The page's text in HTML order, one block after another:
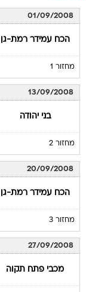
01/09/2008
הכח עמידר רמת-גן
מחזור 1
13/09/2008
בני יהודה
מחזור 2
20/09/2008
הכח עמידר רמת-גן
מחזור 3
27/09/2008
מכבי פתח תקוה